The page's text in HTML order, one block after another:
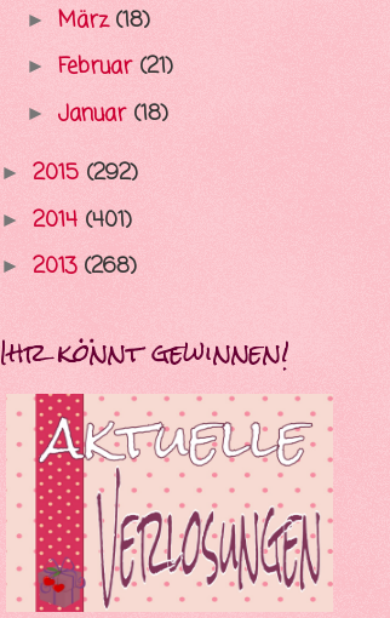
► März(18)
► Februar (21)
► Januar (18)
► 2015 (292)
► 2014 (401)
► 2013 (268)
Ihr könnt gewinnen!